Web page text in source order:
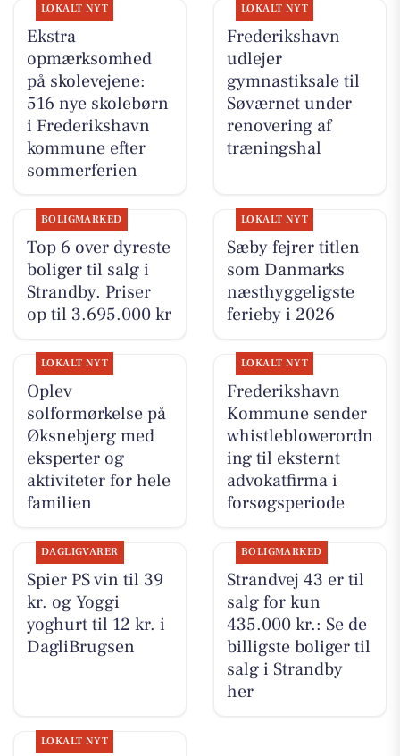
LOKALT NYT
Ekstra
opmærksomhed
på skolevejene:
516 nye skolebørn
i Frederikshavn
kommune efter
sommerferien
LOKALT NYT
Frederikshavn
udlejer
gymnastiksale til
Søværnet under
renovering af
træningshal
BOLIGMARKED
Top 6 over dyreste
boliger til salg i
Strandby. Priser
op til 3.695.000 kr
LOKALT NYT
Sæby fejrer titlen
som Danmarks
næsthyggeligste
ferieby i 2026
LOKALT NYT
Oplev
solformørkelse på
Øksnebjerg med
eksperter og
aktiviteter for hele
familien
LOKALT NYT
Frederikshavn
Kommune sender
whistleblowerordn
ing til eksternt
advokatfirma i
forsøgsperiode
DAGLIGVARER
Spier PS vin til 39
kr. og Yoggi
yoghurt til 12 kr. i
DagliBrugsen
BOLIGMARKED
Strandvej 43 er til
salg for kun
435.000 kr.: Se de
billigste boliger til
salg i Strandby
her
LOKALT NYT